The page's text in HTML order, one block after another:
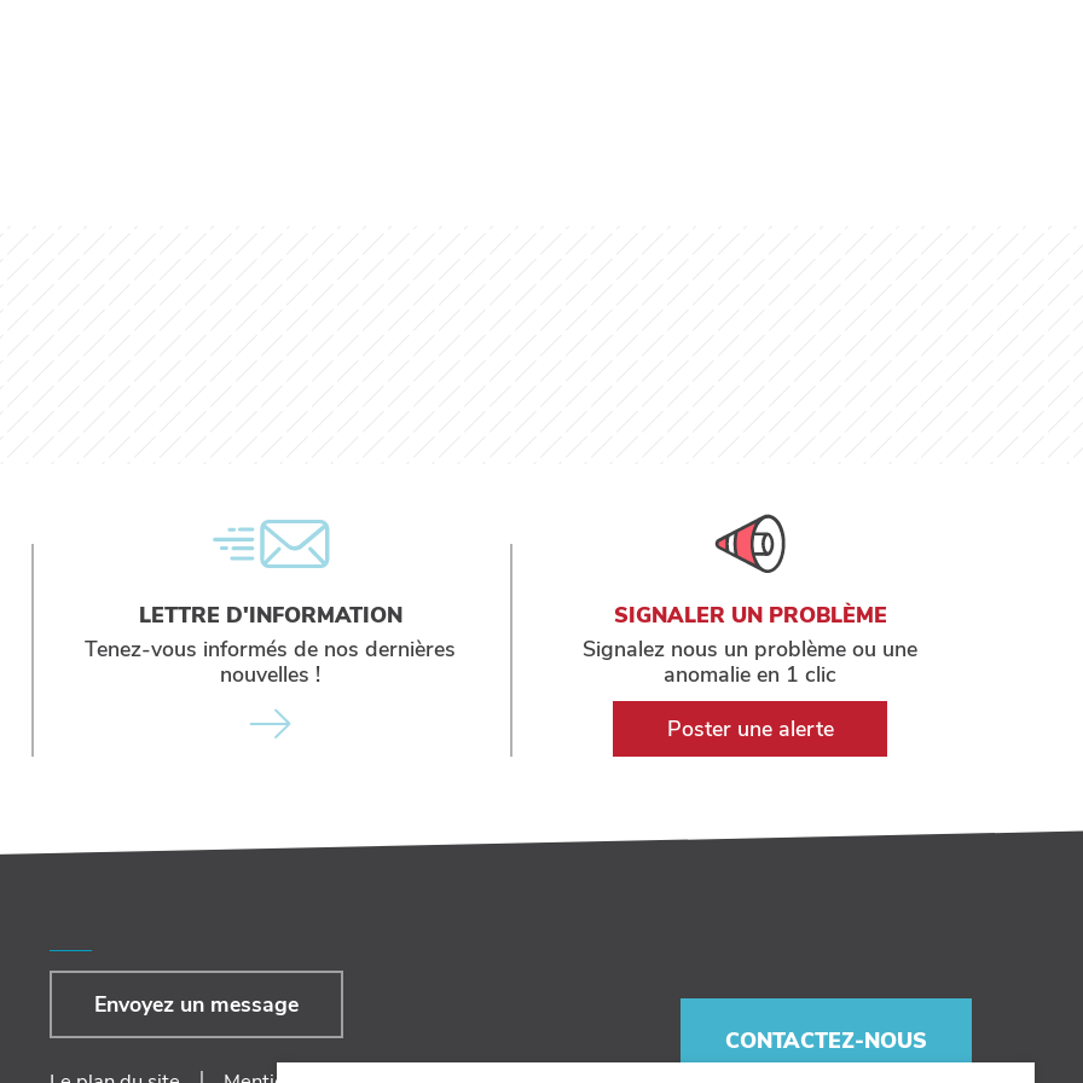
LETTRE D'INFORMATION
Tenez-vous informés de nos dernières
nouvelles !
SIGNALER UN PROBLÈME
Signalez nous un problème ou une
anomalie en 1 clic
Poster une alerte
Envoyez un message
|
CONTACTEZ-NOUS